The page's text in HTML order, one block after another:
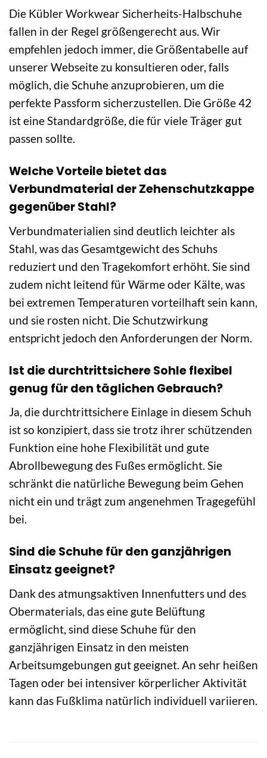
Die Kübler Workwear Sicherheits-Halbschuhe
fallen in der Regel größengerecht aus. Wir
empfehlen jedoch immer, die Größentabelle auf
unserer Webseite zu konsultieren oder, falls
möglich, die Schuhe anzuprobieren, um die
perfekte Passform sicherzustellen. Die Größe 42
ist eine Standardgröße, die für viele Träger gut
passen sollte.
Welche Vorteile bietet das
Verbundmaterial der Zehenschutzkappe
gegenüber Stahl?
Verbundmaterialien sind deutlich leichter als
Stahl, was das Gesamtgewicht des Schuhs
reduziert und den Tragekomfort erhöht. Sie sind
zudem nicht leitend für Wärme oder Kälte, was
bei extremen Temperaturen vorteilhaft sein kann,
und sie rosten nicht. Die Schutzwirkung
entspricht jedoch den Anforderungen der Norm.
Ist die durchtrittsichere Sohle flexibel
genug für den täglichen Gebrauch?
Ja, die durchtrittsichere Einlage in diesem Schuh
ist so konzipiert, dass sie trotz ihrer schützenden
Funktion eine hohe Flexibilität und gute
Abrollbewegung des Fußes ermöglicht. Sie
schränkt die natürliche Bewegung beim Gehen
nicht ein und trägt zum angenehmen Tragegefühl
bei.
Sind die Schuhe für den ganzjährigen
Einsatz geeignet?
Dank des atmungsaktiven Innenfutters und des
Obermaterials, das eine gute Belüftung
ermöglicht, sind diese Schuhe für den
ganzjährigen Einsatz in den meisten
Arbeitsumgebungen gut geeignet. An sehr heißen
Tagen oder bei intensiver körperlicher Aktivität
kann das Fußklima natürlich individuell variieren.